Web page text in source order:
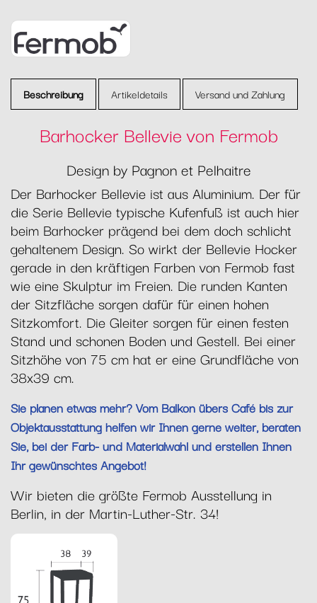
Beschreibung Artikeldetails Versand und Zahlung
Barhocker Bellevie von Fermob
Design by Pagnon et Pelhaitre
Der Barhocker Bellevie ist aus Aluminium. Der für
die Serie Bellevie typische Kufenfuß ist auch hier
beim Barhocker prägend bei dem doch schlicht
gehaltenem Design. So wirkt der Bellevie Hocker
gerade in den kräftigen Farben von Fermob fast
wie eine Skulptur im Freien. Die runden Kanten
der Sitzfläche sorgen dafür für einen hohen
Sitzkomfort. Die Gleiter sorgen für einen festen
Stand und schonen Boden und Gestell. Bei einer
Sitzhöhe von 75 cm hat er eine Grundfläche von
38x39 cm.
Sie planen etwas mehr? Vom Balkon übers Café bis zur
Objektausstattung helfen wir Ihnen gerne weiter, beraten
Sie, bei der Farb- und Materialwahl und erstellen Ihnen
Ihr gewünschtes Angebot!
Wir bieten die größte Fermob Ausstellung in
Berlin, in der Martin-Luther-Str. 34!